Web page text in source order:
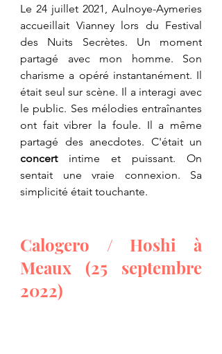
Le 24 juillet 2021, Aulnoye-Aymeries
accueillait Vianney lors du Festival
des Nuits Secrètes. Un moment
partagé avec mon homme. Son
charisme a opéré instantanément. Il
était seul sur scène. Il a interagi avec
le public. Ses mélodies entraînantes
ont fait vibrer la foule. Il a même
concert intime et puissant. On
sentait une vraie connexion. Sa
simplicité était touchante.
Calogero / Hoshi à
Meaux (25 septembre
2022)